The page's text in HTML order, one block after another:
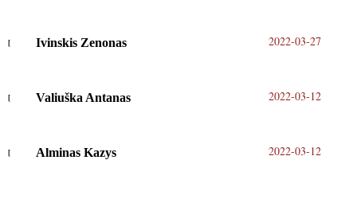
Ivinskis Zenonas 2022-03-27
Valiuška Antanas 2022-03-12
Alminas Kazys 2022-03-12